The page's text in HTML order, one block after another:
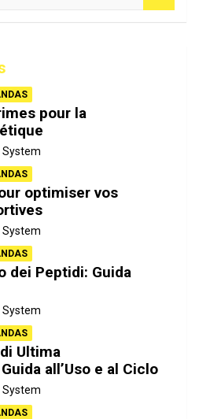
pour la
System
optimiser vos
System
dei Peptidi: Guida
System
Ultima
all’Uso e al Ciclo
System